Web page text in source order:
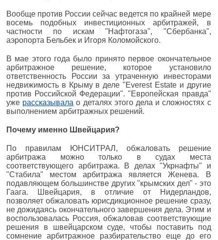
Вообще против России сейчас ведется по крайней мере
восемь подобных инвестиционных арбитражей, в
частности по искам "Нафтогаза", "Сбербанка",
аэропорта Бельбек и Игоря Коломойского.
В мае этого года было принято первое окончательное
арбитражное решение, которое установило
ответственность России за утраченную инвесторами
недвижимость в Крыму в деле "Everest Estate и другие
против Российской Федерации". "Европейская правда"
уже рассказывала о деталях этого дела и сложностях с
выполнением арбитражных решений.
Почему именно Швейцария?
По правилам ЮНСИТРАЛ, обжаловать решение
арбитража можно только в судах места
соответствующего арбитража. В делах "Укрнафты" и
"Стабила" местом арбитража является Женева. В
подавляющем большинстве других "крымских дел" - это
Гаага. Швейцария, в отличие от Нидерландов,
позволяет обжаловать юрисдикционное решение сразу,
не дожидаясь окончательного завершения дела. Этим и
воспользовалась Россия, обжаловав соответствующие
решения в швейцарском суде, чтобы поставить под
сомнение арбитражное разбирательство еще до его